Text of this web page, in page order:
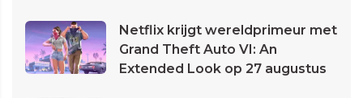
Netflix krijgt wereldprimeur met
Grand Theft Auto VI: An
Extended Look op 27 augustus